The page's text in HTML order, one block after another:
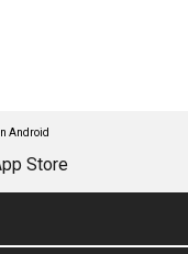
Android